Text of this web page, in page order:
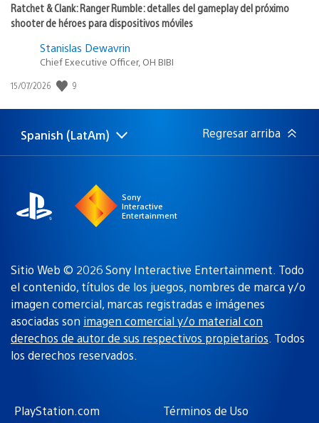
Ratchet & Clank: Ranger Rumble: detalles del gameplay del próximo
shooter de héroes para dispositivos móviles
Stanislas Dewavrin
Chief Executive Officer, OH BIBI
Fecha
publicación:
15/07/2026 9
Elige
una
Región
actual:
Spanish (LatAm) Regresar arriba
Sony
Interactive
Entertainment
Sitio Web © 2026 Sony Interactive Entertainment. Todo
el contenido, títulos de los juegos, nombres de marca y/o
imagen comercial, marcas registradas e imágenes
asociadas son imagen comercial y/o material con
derechos de autor de sus respectivos propietarios. Todos
los derechos reservados.
PlayStation.com Términos de Uso